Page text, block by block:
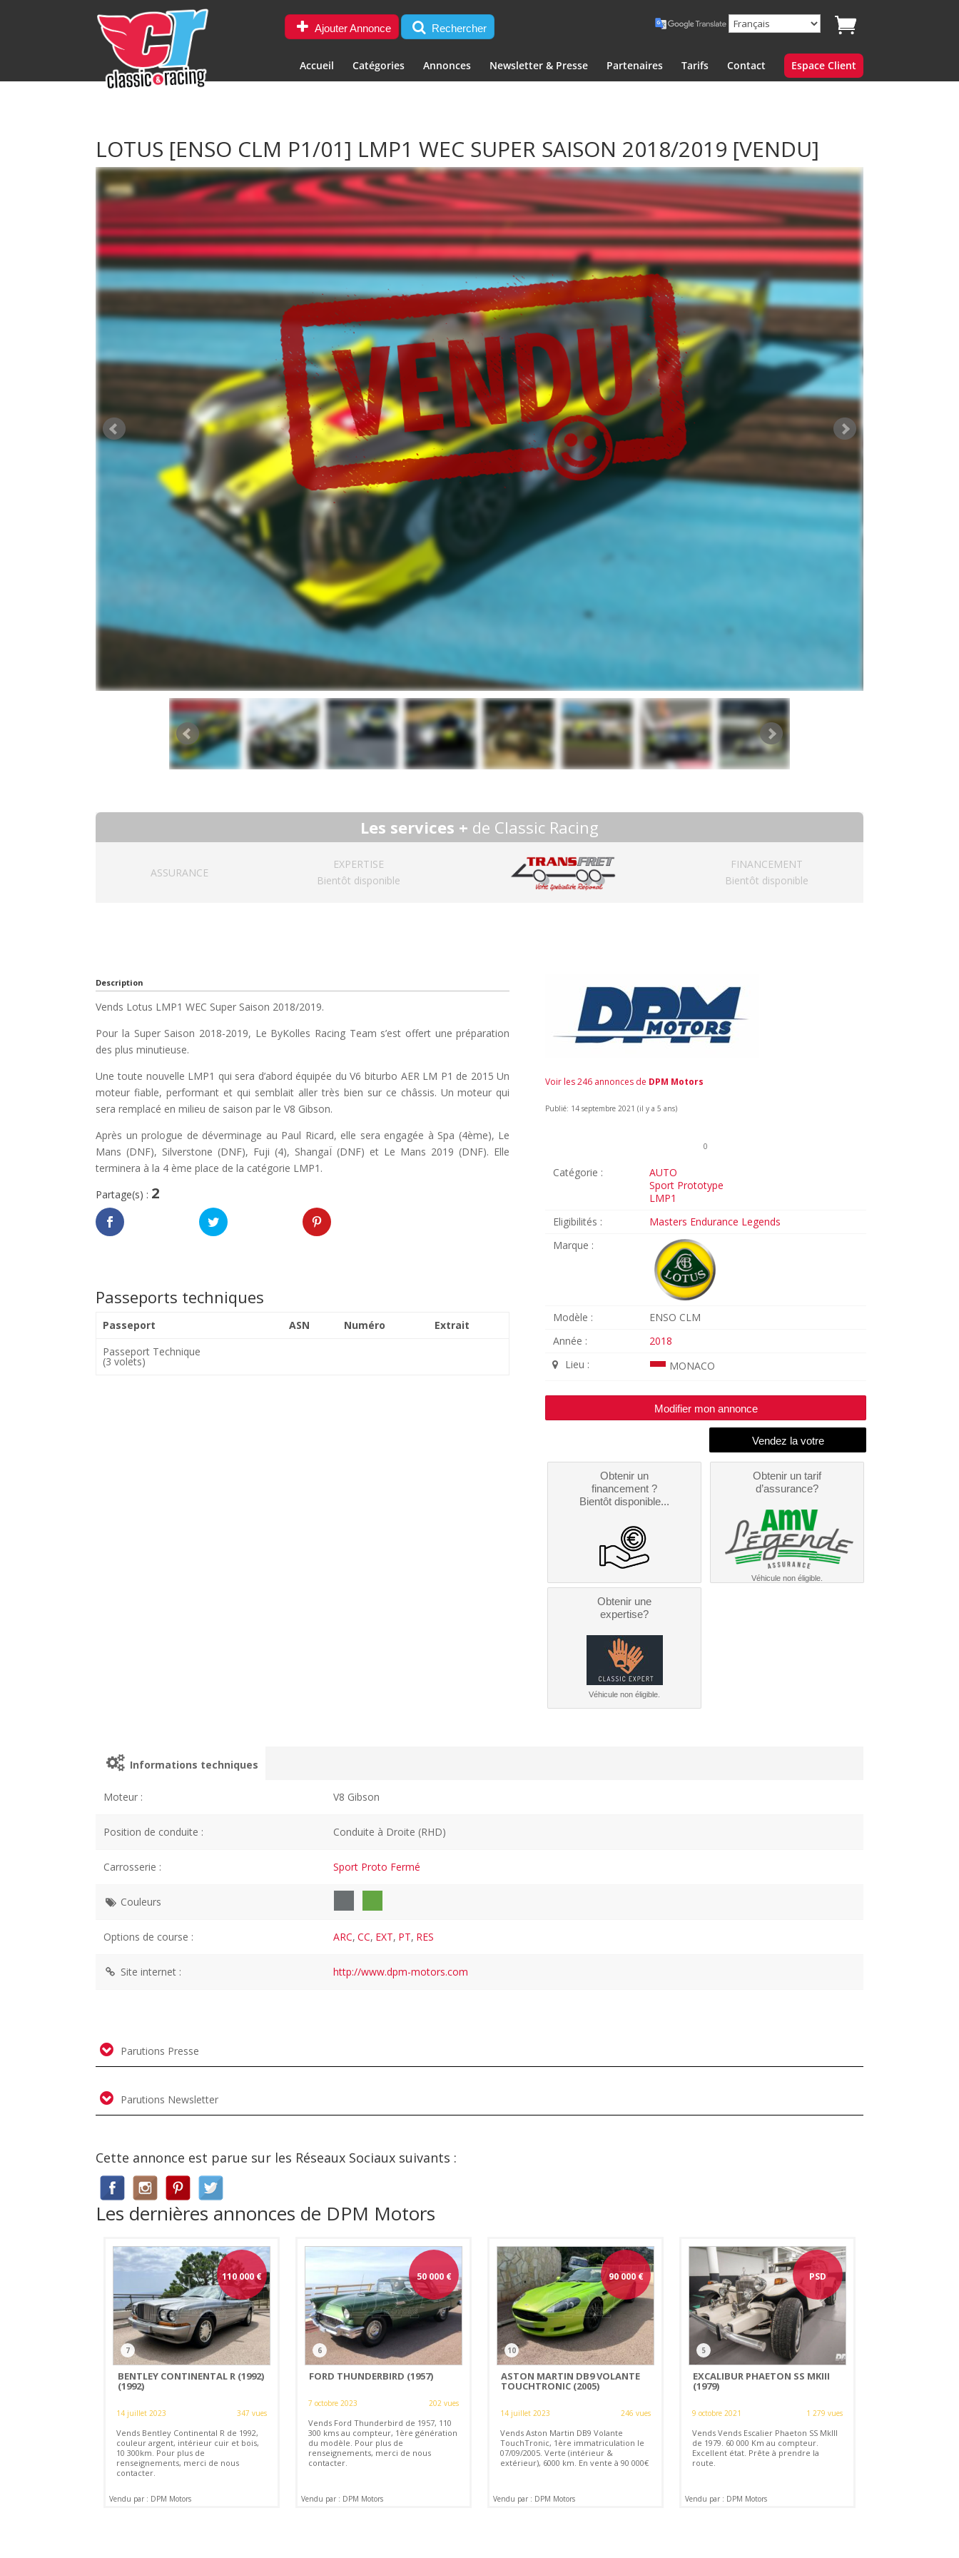
Ajouter Annonce Rechercher
Accueil Catégories Annonces Newsletter & Presse Partenaires Tarifs Contact Espace Client
LOTUS [ENSO CLM P1/01] LMP1 WEC SUPER SAISON 2018/2019 [VENDU]
Les services + de Classic Racing
ASSURANCE
EXPERTISE
Bientôt disponible
FINANCEMENT
Bientôt disponible
Description
Vends Lotus LMP1 WEC Super Saison 2018/2019.
Pour la Super Saison 2018-2019, Le ByKolles Racing Team s’est offert une préparation
des plus minutieuse.
Une toute nouvelle LMP1 qui sera d’abord équipée du V6 biturbo AER LM P1 de 2015 Un
moteur fiable, performant et qui semblait aller très bien sur ce châssis. Un moteur qui
sera remplacé en milieu de saison par le V8 Gibson.
Après un prologue de déverminage au Paul Ricard, elle sera engagée à Spa (4ème), Le
Mans (DNF), Silverstone (DNF), Fuji (4), ShangaÏ (DNF) et Le Mans 2019 (DNF). Elle
terminera à la 4 ème place de la catégorie LMP1.
Partage(s) : 2
Passeports techniques
Passeport ASN Numéro
Extrait
Passeport Technique
(3 volets)
Voir les 246 annonces de DPM Motors
Publié: 14 septembre 2021 (il y a 5 ans)
0
Catégorie :
AUTO
Sport Prototype
LMP1
Eligibilités :
Masters Endurance Legends
Marque :
Modèle :
ENSO CLM
Année :
2018
Lieu :
MONACO
Modifier mon annonce
Obtenir un
financement ?
Bientôt disponible...
Obtenir un tarif
d’assurance?
Véhicule non éligible.
Obtenir une
expertise?
Véhicule non éligible.
Informations techniques
Moteur : V8 Gibson
Position de conduite : Conduite à Droite (RHD)
Carrosserie : Sport Proto Fermé
Couleurs
Options de course : ARC, CC, EXT, PT, RES
Site internet : http://www.dpm-motors.com
Parutions Presse
Parutions Newsletter
Cette annonce est parue sur les Réseaux Sociaux suivants :
Les dernières annonces de DPM Motors
110 000€
7
BENTLEY CONTINENTAL R (1992)
(1992)
14 juillet 2023 347 vues
Vends Bentley Continental R de 1992,
couleur argent, intérieur cuir et bois,
10 300km. Pour plus de
renseignements, merci de nous
contacter.
Vendu par : DPM Motors
50 000€
6
FORD THUNDERBIRD (1957)
7 octobre 2023 202 vues
Vends Ford Thunderbird de 1957, 110
300 kms au compteur, 1ère génération
du modèle. Pour plus de
renseignements, merci de nous
contacter.
Vendu par : DPM Motors
90 000€
10
ASTON MARTIN DB9 VOLANTE
TOUCHTRONIC (2005)
14 juillet 2023 246 vues
Vends Aston Martin DB9 Volante
TouchTronic, 1ère immatriculation le
07/09/2005. Verte (intérieur &
extérieur), 6000 km. En vente à 90 000€
Vendu par : DPM Motors
PSD
5
EXCALIBUR PHAETON SS MKIII
(1979)
9 octobre 2021 1 279 vues
Vends Vends Escalier Phaeton SS MkIII
de 1979. 60 000 Km au compteur.
Excellent état. Prête à prendre la
route.
Vendu par : DPM Motors